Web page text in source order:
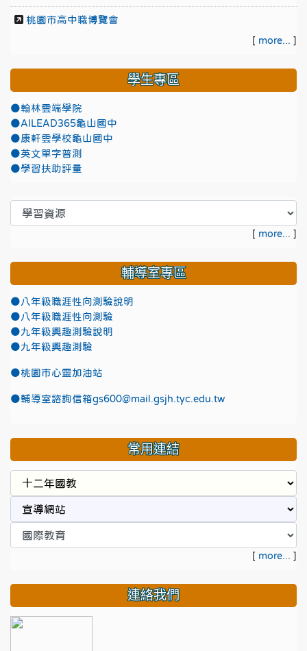
桃園市高中職博覽會
[ more... ]
學生專區
●翰林雲端學院
●AILEAD365龜山國中
●康軒雲學校龜山國中
●英文單字普測
●學習扶助評量
[ more... ]
輔導室專區
●八年級職涯性向測驗說明
●八年級職涯性向測驗
●九年級興趣測驗說明
●九年級興趣測驗
●桃園市心靈加油站
●輔導室諮詢信箱gs600@mail.gsjh.tyc.edu.tw
常用連結
[ more... ]
連絡我們